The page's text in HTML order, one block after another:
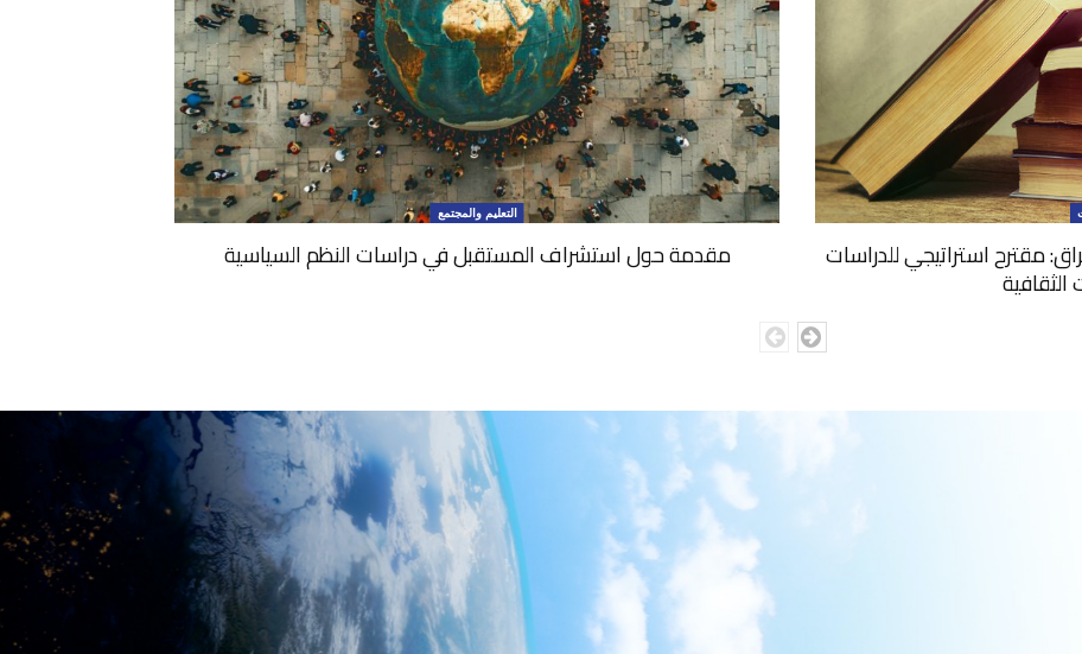
مقترح استراتيجي للدراسات
التعليم والمجتمع
مقدمة حول استشراف المستقبل في دراسات النظم السياسية